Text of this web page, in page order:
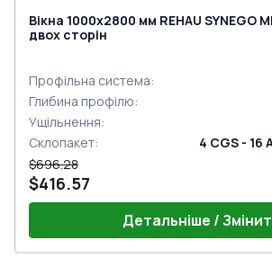
Вікна 1000x2800 мм REHAU SYNEGO
двох сторін
Профільна система:
Глибина профілю:
Ущільнення:
Склопакет:
4 CGS - 16
$696.28
$416.57
Детальніше /